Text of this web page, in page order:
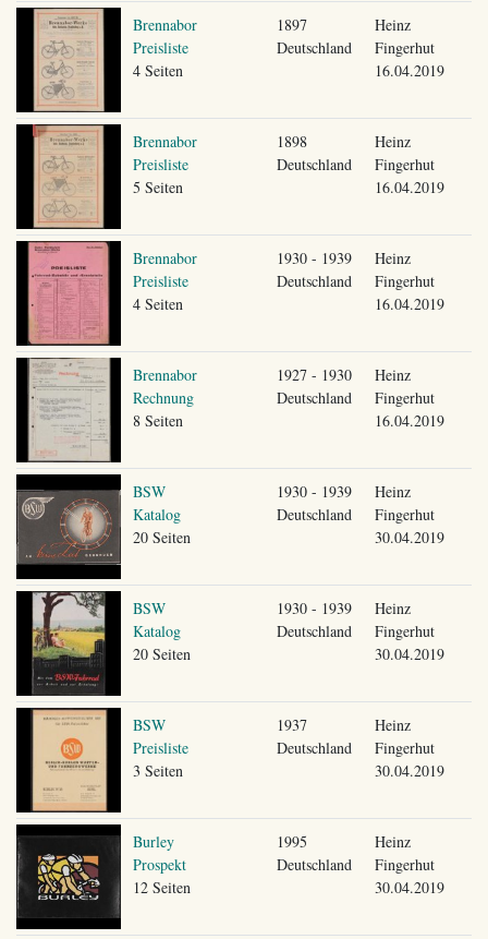
Brennabor
Preisliste
4 Seiten
1897
Deutschland
Heinz
Fingerhut
16.04.2019
Brennabor
Preisliste
5 Seiten
1898
Deutschland
Heinz
Fingerhut
16.04.2019
Brennabor
Preisliste
4 Seiten
1930 - 1939
Deutschland
Heinz
Fingerhut
16.04.2019
Brennabor
Rechnung
8 Seiten
1927 - 1930
Deutschland
Heinz
Fingerhut
16.04.2019
BSW
Katalog
20 Seiten
1930 - 1939
Deutschland
Heinz
Fingerhut
30.04.2019
BSW
Katalog
20 Seiten
1930 - 1939
Deutschland
Heinz
Fingerhut
30.04.2019
BSW
Preisliste
3 Seiten
1937
Deutschland
Heinz
Fingerhut
30.04.2019
Burley
Prospekt
12 Seiten
1995
Deutschland
Heinz
Fingerhut
30.04.2019